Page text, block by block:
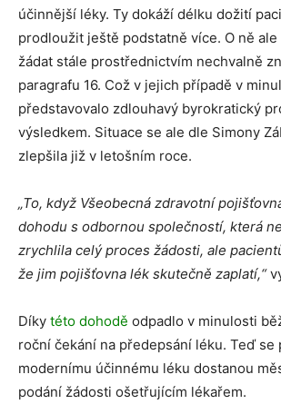
účinnější léky. Ty dokáží délku dožití
prodloužit ještě podstatně více. O ně
žádat stále prostřednictvím nechvalně
paragrafu 16. Což v jejich případě v
představovalo zdlouhavý byrokratický
výsledkem. Situace se ale dle Simony
zlepšila již v letošním roce.
„To, když Všeobecná zdravotní
dohodu s odbornou společností, která
zrychlila celý proces žádosti, ale
že jim pojišťovna lék skutečně zaplatí,“
Díky této dohodě odpadlo v minulosti
roční čekání na předepsání léku. Teď se
modernímu účinnému léku dostanou
podání žádosti ošetřujícím lékařem.